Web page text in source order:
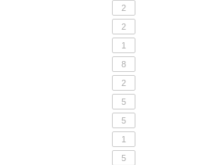
2
2
1
8
2
5
5
1
5